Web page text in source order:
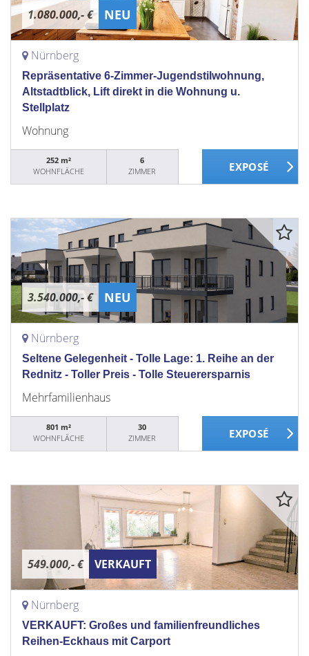
1.080.000,- € NEU
Nürnberg
Repräsentative 6-Zimmer-Jugendstilwohnung,
Altstadtblick, Lift direkt in die Wohnung u.
Stellplatz
Wohnung
252 m²
WOHNFLÄCHE
6
ZIMMER
3.540.000,- € NEU
Nürnberg
Seltene Gelegenheit - Tolle Lage: 1. Reihe an der
Rednitz - Toller Preis - Tolle Steuerersparnis
Mehrfamilienhaus
801 m²
WOHNFLÄCHE
30
ZIMMER
549.000,- € VERKAUFT
Nürnberg
VERKAUFT: Großes und familienfreundliches
Reihen-Eckhaus mit Carport